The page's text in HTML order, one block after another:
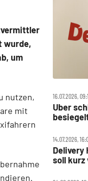
wurde,
um
nutzen,
mit
16.07.2026,
Uber
14.07.2026,
Delivery
soll kurz